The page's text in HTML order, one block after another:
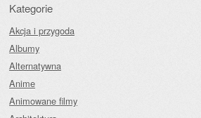
Kategorie
Akcja i przygoda
Albumy
Alternatywna
Anime
Animowane filmy